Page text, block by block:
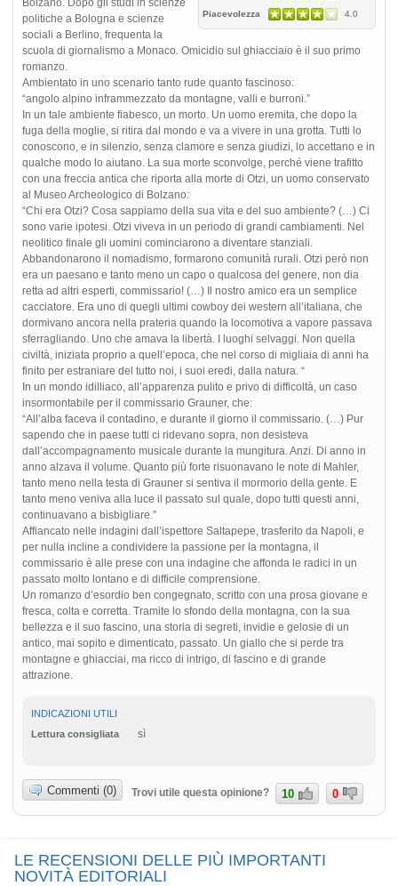
Piacevolezza 4.0
Bolzano. Dopo gli studi in scienze
politiche a Bologna e scienze
sociali a Berlino, frequenta la
scuola di giornalismo a Monaco. Omicidio sul ghiacciaio è il suo primo
romanzo.
Ambientato in uno scenario tanto rude quanto fascinoso:
“angolo alpino inframmezzato da montagne, valli e burroni.”
In un tale ambiente fiabesco, un morto. Un uomo eremita, che dopo la
fuga della moglie, si ritira dal mondo e va a vivere in una grotta. Tutti lo
conoscono, e in silenzio, senza clamore e senza giudizi, lo accettano e in
qualche modo lo aiutano. La sua morte sconvolge, perché viene trafitto
con una freccia antica che riporta alla morte di Otzi, un uomo conservato
al Museo Archeologico di Bolzano:
“Chi era Otzi? Cosa sappiamo della sua vita e del suo ambiente? (…) Ci
sono varie ipotesi. Otzi viveva in un periodo di grandi cambiamenti. Nel
neolitico finale gli uomini cominciarono a diventare stanziali.
Abbandonarono il nomadismo, formarono comunità rurali. Otzi però non
era un paesano e tanto meno un capo o qualcosa del genere, non dia
retta ad altri esperti, commissario! (…) Il nostro amico era un semplice
cacciatore. Era uno di quegli ultimi cowboy dei western all’italiana, che
dormivano ancora nella prateria quando la locomotiva a vapore passava
sferragliando. Uno che amava la libertà. I luoghi selvaggi. Non quella
civiltà, iniziata proprio a quell’epoca, che nel corso di migliaia di anni ha
finito per estraniare del tutto noi, i suoi eredi, dalla natura. “
In un mondo idilliaco, all’apparenza pulito e privo di difficoltà, un caso
insormontabile per il commissario Grauner, che:
“All’alba faceva il contadino, e durante il giorno il commissario. (…) Pur
sapendo che in paese tutti ci ridevano sopra, non desisteva
dall’accompagnamento musicale durante la mungitura. Anzi. Di anno in
anno alzava il volume. Quanto più forte risuonavano le note di Mahler,
tanto meno nella testa di Grauner si sentiva il mormorio della gente. E
tanto meno veniva alla luce il passato sul quale, dopo tutti questi anni,
continuavano a bisbigliare.”
Affiancato nelle indagini dall’ispettore Saltapepe, trasferito da Napoli, e
per nulla incline a condividere la passione per la montagna, il
commissario è alle prese con una indagine che affonda le radici in un
passato molto lontano e di difficile comprensione.
Un romanzo d’esordio ben congegnato, scritto con una prosa giovane e
fresca, colta e corretta. Tramite lo sfondo della montagna, con la sua
bellezza e il suo fascino, una storia di segreti, invidie e gelosie di un
antico, mai sopito e dimenticato, passato. Un giallo che si perde tra
montagne e ghiacciai, ma ricco di intrigo, di fascino e di grande
attrazione.
INDICAZIONI UTILI
Lettura consigliata
sì
Commenti (0) Trovi utile questa opinione? 10 0
LE RECENSIONI DELLE PIÙ IMPORTANTI
NOVITÀ EDITORIALI